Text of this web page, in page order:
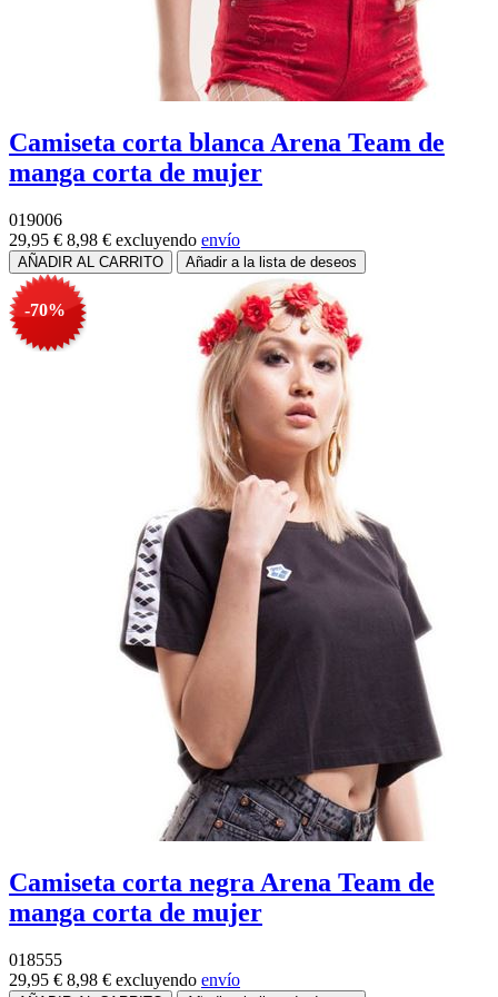
Camiseta corta blanca Arena Team de
manga corta de mujer
019006
29,95 € 8,98 € excluyendo envío
-70%
Camiseta corta negra Arena Team de
manga corta de mujer
018555
29,95 € 8,98 € excluyendo envío